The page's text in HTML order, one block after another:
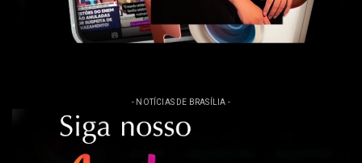
- NOTÍCIAS DE BRASÍLIA -